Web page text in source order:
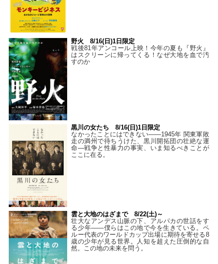
野火 8/16(日)1日限定
戦後81年アンコール上映！今年の夏も『野火』
はスクリーンに帰ってくる！なぜ大地を血で汚
すのか
黒川の女たち 8/16(日)1日限定
なかったことにはできない——1945年 関東軍敗
走の満州で待ちうけた、黒川開拓団の壮絶な運
命―戦争と性暴力の事実、いま知るべきことが
ここに在る。
雲と大地のはざまで 8/22(土)～
壮大なアンデス山脈の下、アルパカの世話をす
る少年――僕らはこの地で今を生きている。ペ
ルー代表のワールドカップ出場に期待を寄せる8
歳の少年が見る世界。人知を超えた圧倒的な自
然。この地の未来を問う。